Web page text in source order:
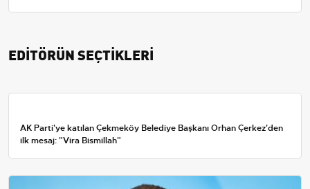
EDİTÖRÜN SEÇTİKLERİ
AK Parti'ye katılan Çekmeköy Belediye Başkanı Orhan Çerkez'den
ilk mesaj: "Vira Bismillah"